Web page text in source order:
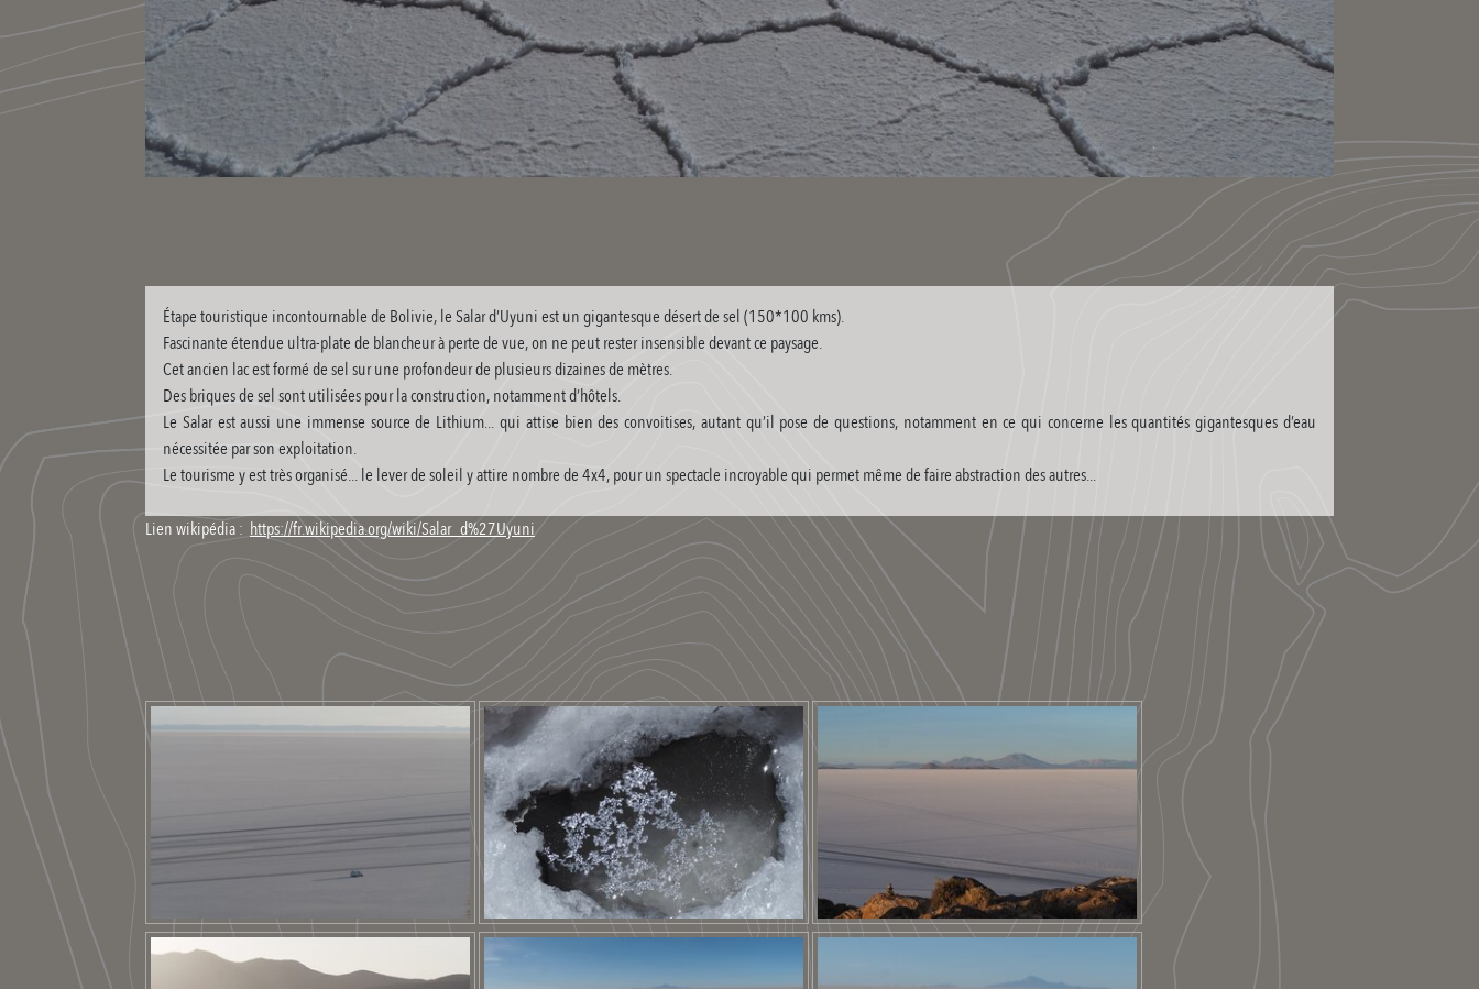
Étape touristique incontournable de Bolivie, le Salar d’Uyuni est un gigantesque désert de sel (150*100 kms).
Fascinante étendue ultra-plate de blancheur à perte de vue, on ne peut rester insensible devant ce paysage.
Cet ancien lac est formé de sel sur une profondeur de plusieurs dizaines de mètres.
Des briques de sel sont utilisées pour la construction, notamment d’hôtels.
Le Salar est aussi une immense source de Lithium... qui attise bien des convoitises, autant qu’il pose de questions, notamment en ce qui concerne les quantités gigantesques d’eau
nécessitée par son exploitation.
Le tourisme y est très organisé... le lever de soleil y attire nombre de 4x4, pour un spectacle incroyable qui permet même de faire abstraction des autres...
Lien wikipédia : https://fr.wikipedia.org/wiki/Salar_d%27Uyuni